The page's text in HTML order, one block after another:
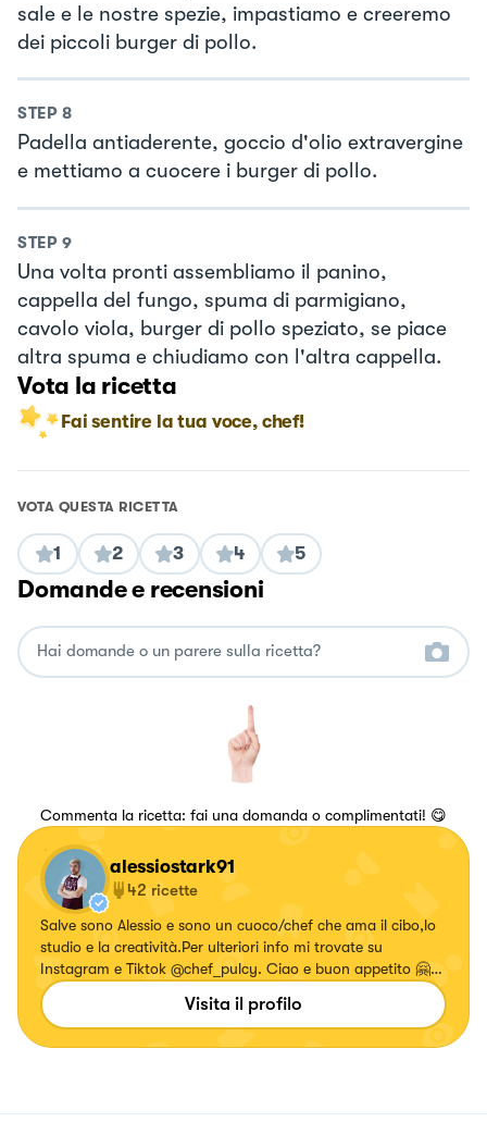
sale e le nostre spezie, impastiamo e creeremo
dei piccoli burger di pollo.
STEP 8
Padella antiaderente, goccio d'olio extravergine
e mettiamo a cuocere i burger di pollo.
STEP 9
Una volta pronti assembliamo il panino,
cappella del fungo, spuma di parmigiano,
cavolo viola, burger di pollo speziato, se piace
altra spuma e chiudiamo con l'altra cappella.
Vota la ricetta
Fai sentire la tua voce, chef!
VOTA QUESTA RICETTA
1 2 3 4 5
Domande e recensioni
Commenta la ricetta: fai una domanda o complimentati! 😋
alessiostark91
42 ricette
Salve sono Alessio e sono un cuoco/chef che ama il cibo,lo
studio e la creatività.Per ulteriori info mi trovate su
Instagram e Tiktok @chef_pulcy. Ciao e buon appetito 🤗
🧑‍🍳 https://bit.ly/34BQApp
Visita il profilo